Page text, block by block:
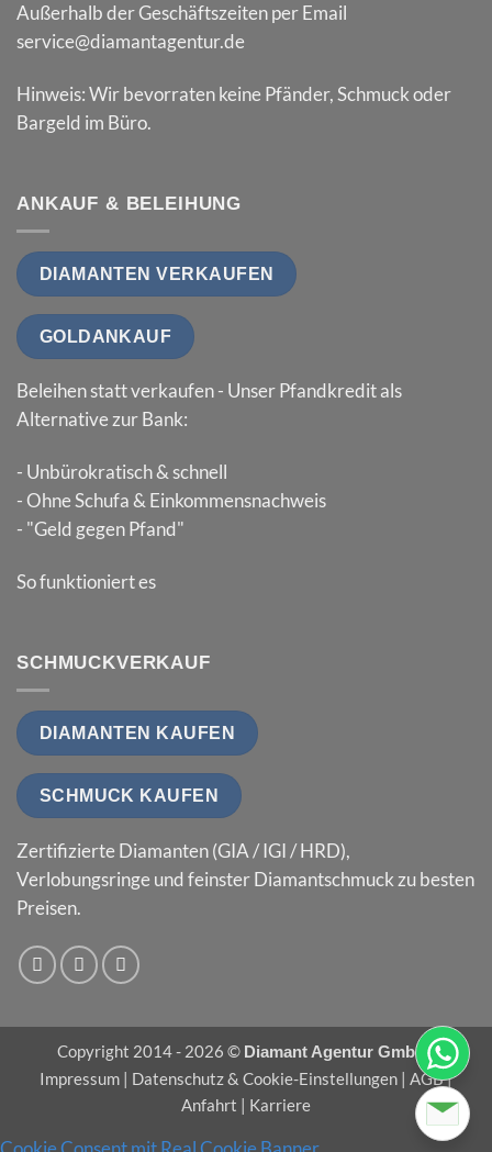
Außerhalb der Geschäftszeiten per Email
service@diamantagentur.de
Hinweis: Wir bevorraten keine Pfänder, Schmuck oder
Bargeld im Büro.
ANKAUF & BELEIHUNG
DIAMANTEN VERKAUFEN
GOLDANKAUF
Beleihen statt verkaufen - Unser Pfandkredit als
Alternative zur Bank:
- Unbürokratisch & schnell
- Ohne Schufa & Einkommensnachweis
- "Geld gegen Pfand"
So funktioniert es
SCHMUCKVERKAUF
DIAMANTEN KAUFEN
SCHMUCK KAUFEN
Zertifizierte Diamanten (GIA / IGI / HRD),
Verlobungsringe und feinster Diamantschmuck zu besten
Preisen.
Copyright 2014 - 2026 © Diamant Agentur GmbH |
Impressum | Datenschutz & Cookie-Einstellungen | AGB|
Anfahrt | Karriere